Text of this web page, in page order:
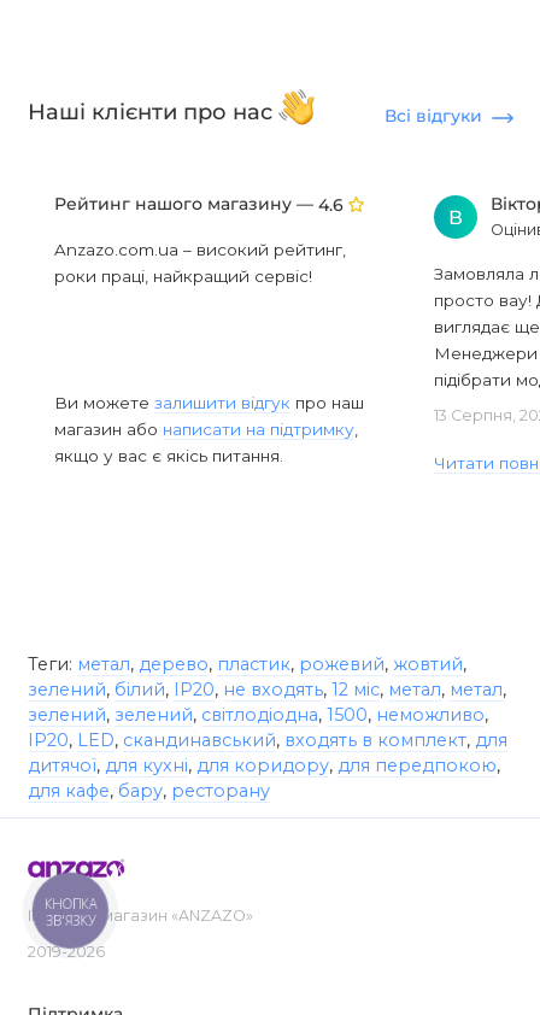
Наші клієнти про нас Всі відгуки
Рейтинг нашого магазину — 4.6
Anzazo.com.ua – високий рейтинг,
роки праці, найкращий сервіс!
Ви можете залишити відгук про наш
магазин або написати на підтримку,
якщо у вас є якісь питання.
В
Замовляла
просто вау!
виглядає
Менеджери
підібрати
13 Серпня,
Читати
Теги: метал, дерево, пластик, рожевий, жовтий,
зелений, білий, IP20, не входять, 12 міс, метал, метал,
зелений, зелений, світлодіодна, 1500, неможливо,
IP20, LED, скандинавський, входять в комплект, для
дитячої, для кухні, для коридору, для передпокою,
для кафе, бару, ресторану
Інтернет-магазин «ANZAZO»
2019-2026
КНОПКА
ЗВ'ЯЗКУ